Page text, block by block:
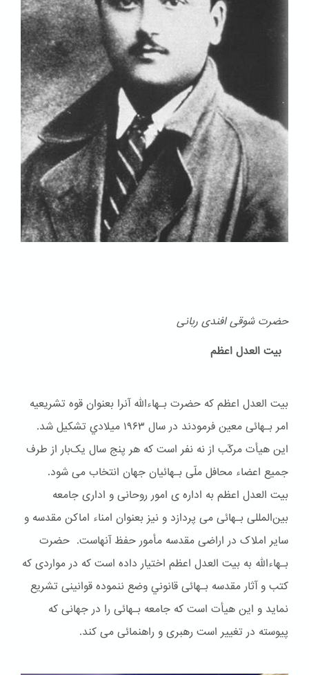
حضرت شوقی افندی ربانی
بیت العدل اعظم
بیت العدل اعظم که حضرت بـهاءالله آنرا بعنوان قوه تشریعیه
امر بـهائی معین فرمودند در سال ۱۹۶۳ ميلادي تشکیل شد.
این هیأت مرکّب از نه نفر است که هر پنج سال یک‌بار از طرف
جمیع اعضاء محافل ملّی بـهائیان جهان انتخاب می شود.
بیت العدل اعظم به اداره ی امور روحانی و اداری جامعه
بین‌المللی بـهائی می پردازد و نیز بعنوان امناء اماکن مقدسه و
سایر املاک در اراضی مقدسه مأمور حفظ آنهاست. حضرت
بـهاءالله به بیت العدل اعظم اختیار داده است که در مواردی که
کتب و آثار مقدسه بـهائی قانوني وضع ننموده قوانینی تشریع
نماید و این هیأت است که جامعه بـهائی را در جهانی که
پیوسته در تغییر است رهبری و راهنمائی می کند.